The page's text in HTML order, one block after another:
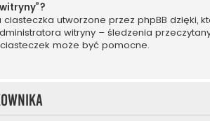
ciasteczka utworzone przez phpBB
witryny – śledzenia
może być pomocne.